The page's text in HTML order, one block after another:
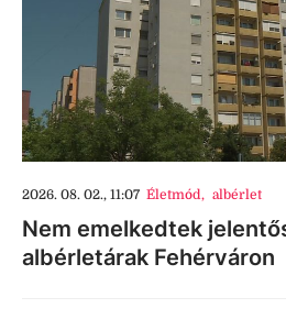
2026. 08. 02., 11:07 Életmód, albérlet
Nem emelkedtek
albérletárak Fehérváron